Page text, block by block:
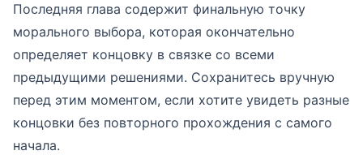
Последняя глава содержит финальную точку
морального выбора, которая окончательно
определяет концовку в связке со всеми
предыдущими решениями. Сохранитесь вручную
перед этим моментом, если хотите увидеть разные
концовки без повторного прохождения с самого
начала.